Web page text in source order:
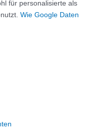
für personalisierte als
Wie Google Daten